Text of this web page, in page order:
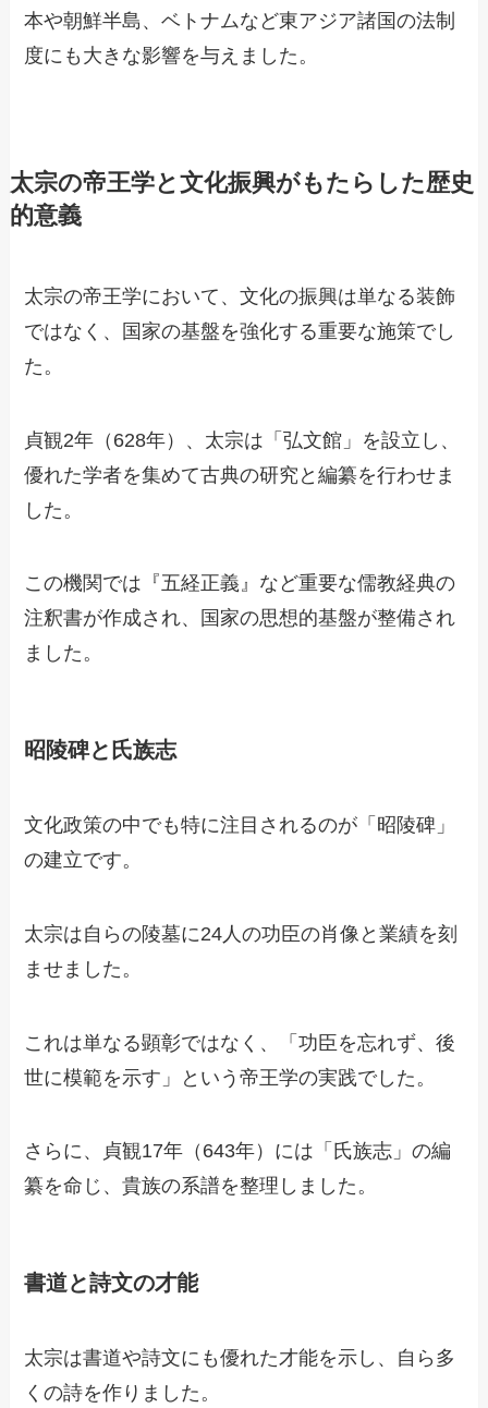
本や朝鮮半島、ベトナムなど東アジア諸国の法制
度にも大きな影響を与えました。
太宗の帝王学と文化振興がもたらした歴史
的意義
太宗の帝王学において、文化の振興は単なる装飾
ではなく、国家の基盤を強化する重要な施策でし
た。
貞観2年（628年）、太宗は「弘文館」を設立し、
優れた学者を集めて古典の研究と編纂を行わせま
した。
この機関では『五経正義』など重要な儒教経典の
注釈書が作成され、国家の思想的基盤が整備され
ました。
昭陵碑と氏族志
文化政策の中でも特に注目されるのが「昭陵碑」
の建立です。
太宗は自らの陵墓に24人の功臣の肖像と業績を刻
ませました。
これは単なる顕彰ではなく、「功臣を忘れず、後
世に模範を示す」という帝王学の実践でした。
さらに、貞観17年（643年）には「氏族志」の編
纂を命じ、貴族の系譜を整理しました。
書道と詩文の才能
太宗は書道や詩文にも優れた才能を示し、自ら多
くの詩を作りました。